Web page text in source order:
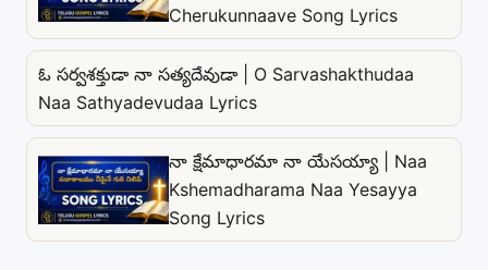
Cherukunnaave Song Lyrics
ఓ సర్వశక్తుడా నా సత్యదేవుడా | O Sarvashakthudaa
Naa Sathyadevudaa Lyrics
నా క్షేమాధారమా నా యేసయ్యా | Naa
Kshemadharama Naa Yesayya
Song Lyrics